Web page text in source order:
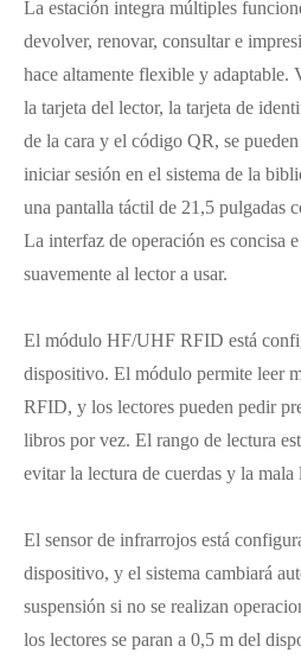
La estación integra múltiples
devolver, renovar, consultar e
hace altamente flexible y adaptable.
la tarjeta del lector, la tarjeta de
de la cara y el código QR, se
iniciar sesión en el sistema de la
una pantalla táctil de 21,5 pulgadas
La interfaz de operación es concisa
suavemente al lector a usar.
El módulo HF/UHF RFID está
dispositivo. El módulo permite leer
RFID, y los lectores pueden pedir
libros por vez. El rango de lectura
evitar la lectura de cuerdas y la mala
El sensor de infrarrojos está
dispositivo, y el sistema cambiará
suspensión si no se realizan
los lectores se paran a 0,5 m del